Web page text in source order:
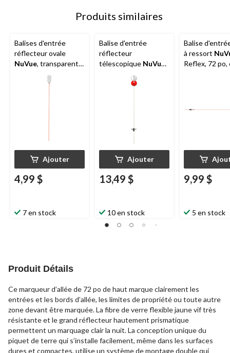
Produits similaires
Balises d'entrée
réflecteur ovale
NuVue, transparent,
Ajouter
4,99 $
7 en stock
Balise d'entrée
réflecteur
télescopique NuVue,
rouge/blanc, 46 po à
Ajouter
13,49 $
10 en stock
Balise
à ressort
Reflex, 72 po,
9,99 $
5 en stock
Produit Détails
Ce marqueur d’allée de 72 po de haut marque clairement les
entrées et les bords d’allée, les limites de propriété ou toute autre
zone devant être marquée. La fibre de verre flexible jaune vif très
résistante et le grand réflecteur hautement prismatique
permettent un marquage clair la nuit. La conception unique du
piquet de terre qui s’installe facilement, même dans les surfaces
dures et compactes, utilise un système de montage double qui